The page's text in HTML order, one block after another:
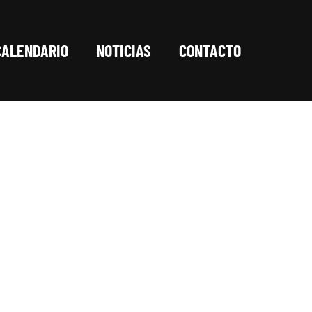
NOTICIAS CONTACTO